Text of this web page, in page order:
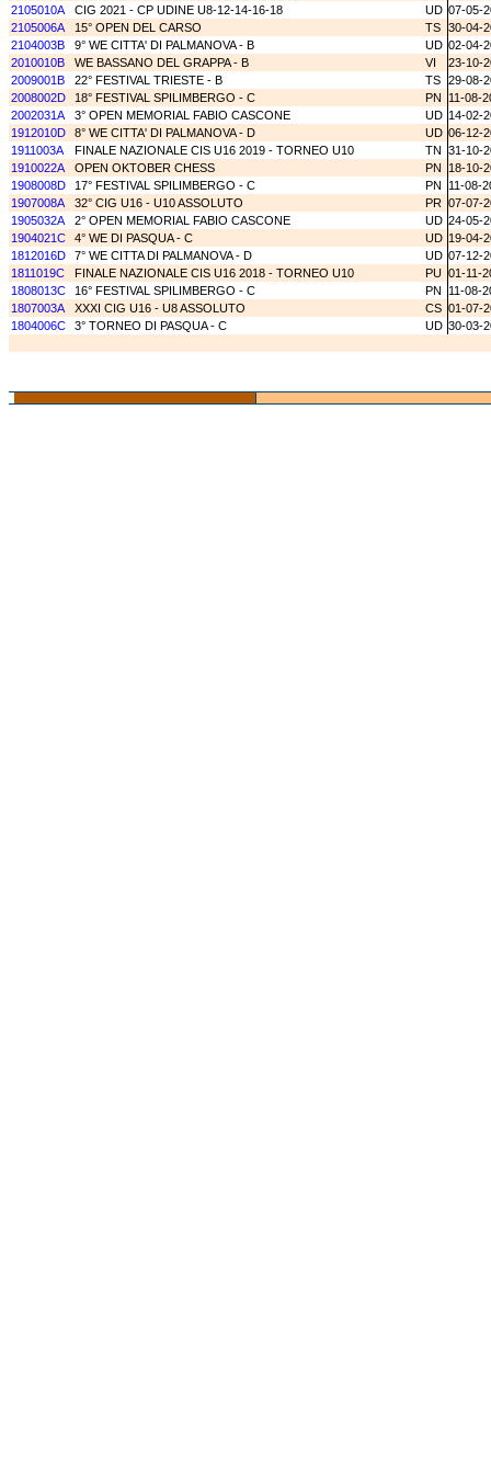
2105010A
CIG 2021 - CP UDINE U8-12-14-16-18 UD 07-05-
2105006A
15° OPEN DEL CARSO TS 30-04-
2104003B
9° WE CITTA' DI PALMANOVA - B UD 02-04-
2010010B
WE BASSANO DEL GRAPPA - B VI
23-10-
2009001B
22° FESTIVAL TRIESTE - B TS 29-08-
2008002D
18° FESTIVAL SPILIMBERGO - C PN
11-08-
2002031A
3° OPEN MEMORIAL FABIO CASCONE UD 14-02-
1912010D
8° WE CITTA' DI PALMANOVA - D UD 06-12-
1911003A
FINALE NAZIONALE CIS U16 2019 - TORNEO U10 TN 31-10-
1910022A
OPEN OKTOBER CHESS PN
18-10-
1908008D
17° FESTIVAL SPILIMBERGO - C PN
11-08-
1907008A
32° CIG U16 - U10 ASSOLUTO PR 07-07-
1905032A
2° OPEN MEMORIAL FABIO CASCONE UD 24-05-
1904021C
4° WE DI PASQUA - C UD 19-04-
1812016D
7° WE CITTA DI PALMANOVA - D UD 07-12-
1811019C
FINALE NAZIONALE CIS U16 2018 - TORNEO U10 PU 01-11-
1808013C
16° FESTIVAL SPILIMBERGO - C PN
11-08-
1807003A
XXXI CIG U16 - U8 ASSOLUTO CS 01-07-
1804006C
3° TORNEO DI PASQUA - C UD 30-03-